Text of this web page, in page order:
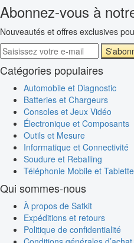
Abonnez-vous à
Nouveautés et offres exclusives
Catégories populaires
Automobile et Diagnostic
Batteries et Chargeurs
Consoles et Jeux Vidéo
Électronique et Composants
Outils et Mesure
Informatique et Connectivité
Soudure et Reballing
Téléphonie Mobile et
Qui sommes-nous
À propos de Satkit
Expéditions et retours
Politique de confidentialité